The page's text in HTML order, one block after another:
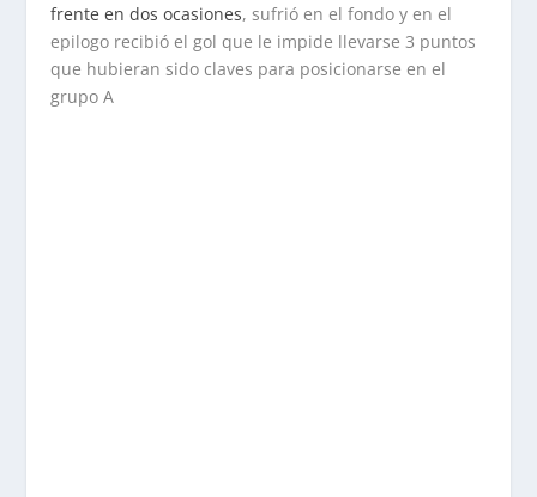
frente en dos ocasiones, sufrió en el fondo y en el
epilogo recibió el gol que le impide llevarse 3 puntos
que hubieran sido claves para posicionarse en el
grupo A